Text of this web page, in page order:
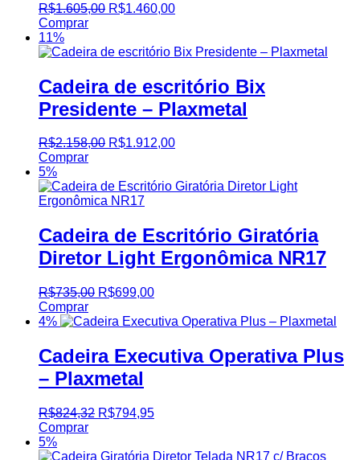
R$1.605,00 R$1.460,00
Comprar
11%
Cadeira de escritório Bix
Presidente – Plaxmetal
R$2.158,00 R$1.912,00
Comprar
5%
Cadeira de Escritório Giratória
Diretor Light Ergonômica NR17
R$735,00 R$699,00
Comprar
4%
Cadeira Executiva Operativa Plus
– Plaxmetal
R$824,32 R$794,95
Comprar
5%